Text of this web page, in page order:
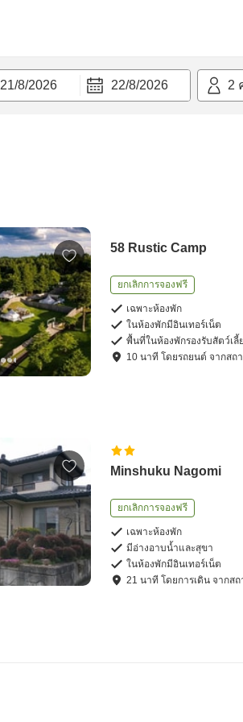
21/8/2026 22/8/2026 2
58 Rustic Camp
ยกเลิกการจองฟรี
เฉพาะห้องพัก
ในห้องพักมีอินเทอร์เน็ต
พื้นที่ในห้องพักรองรับสัตว์เลี้
10 นาที โดยรถยนต์ จากสถ
Minshuku Nagomi
ยกเลิกการจองฟรี
เฉพาะห้องพัก
มีอ่างอาบน้ำและสุขา
ในห้องพักมีอินเทอร์เน็ต
21 นาที โดยการเดิน จากส